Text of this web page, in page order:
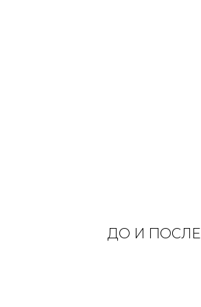
ДО И ПОСЛЕ